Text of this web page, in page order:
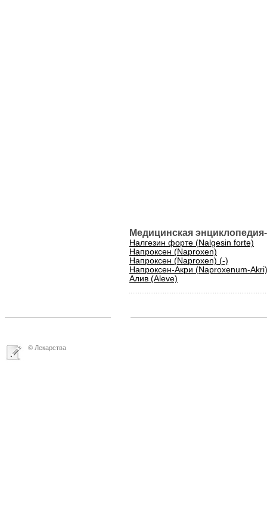
Медицинская
Налгезин форте (Nalgesin forte)
Напроксен (Naproxen)
Напроксен (Naproxen) (-)
Напроксен-Акри (Naproxenum-Akri)
Алив (Aleve)
© Лекарства